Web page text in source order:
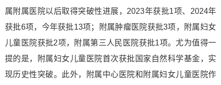
属附属医院以后取得突破性进展，2023年获批1项、2024年
获批6项，今年获批13项；附属肿瘤医院获批3项，附属妇女
儿童医院获批2项，附属第三人民医院获批1项。尤为值得一
提的是，附属妇女儿童医院首次获批国家自然科学基金，实
现历史性突破。此外，附属中心医院和附属妇女儿童医院作